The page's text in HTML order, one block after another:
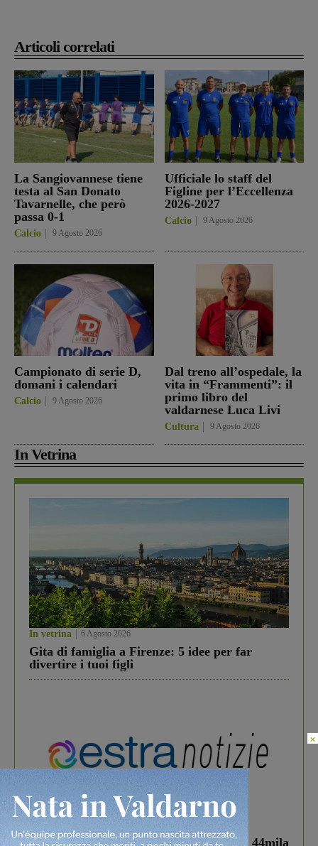
Articoli correlati
La Sangiovannese tiene
testa al San Donato
Tavarnelle, che però
passa 0-1
Calcio 9 Agosto 2026
Ufficiale lo staff del
Figline per l’Eccellenza
2026-2027
Calcio 9 Agosto 2026
Campionato di serie D,
domani i calendari
Calcio 9 Agosto 2026
Dal treno all’ospedale, la
vita in “Frammenti”: il
primo libro del
valdarnese Luca Livi
Cultura 9 Agosto 2026
In Vetrina
In vetrina 6 Agosto 2026
Gita di famiglia a Firenze: 5 idee per far
divertire i tuoi figli
In vetrina 3 Agosto 2026
Estra Notizie agosto: Smart Cities, oltre 44mila
×